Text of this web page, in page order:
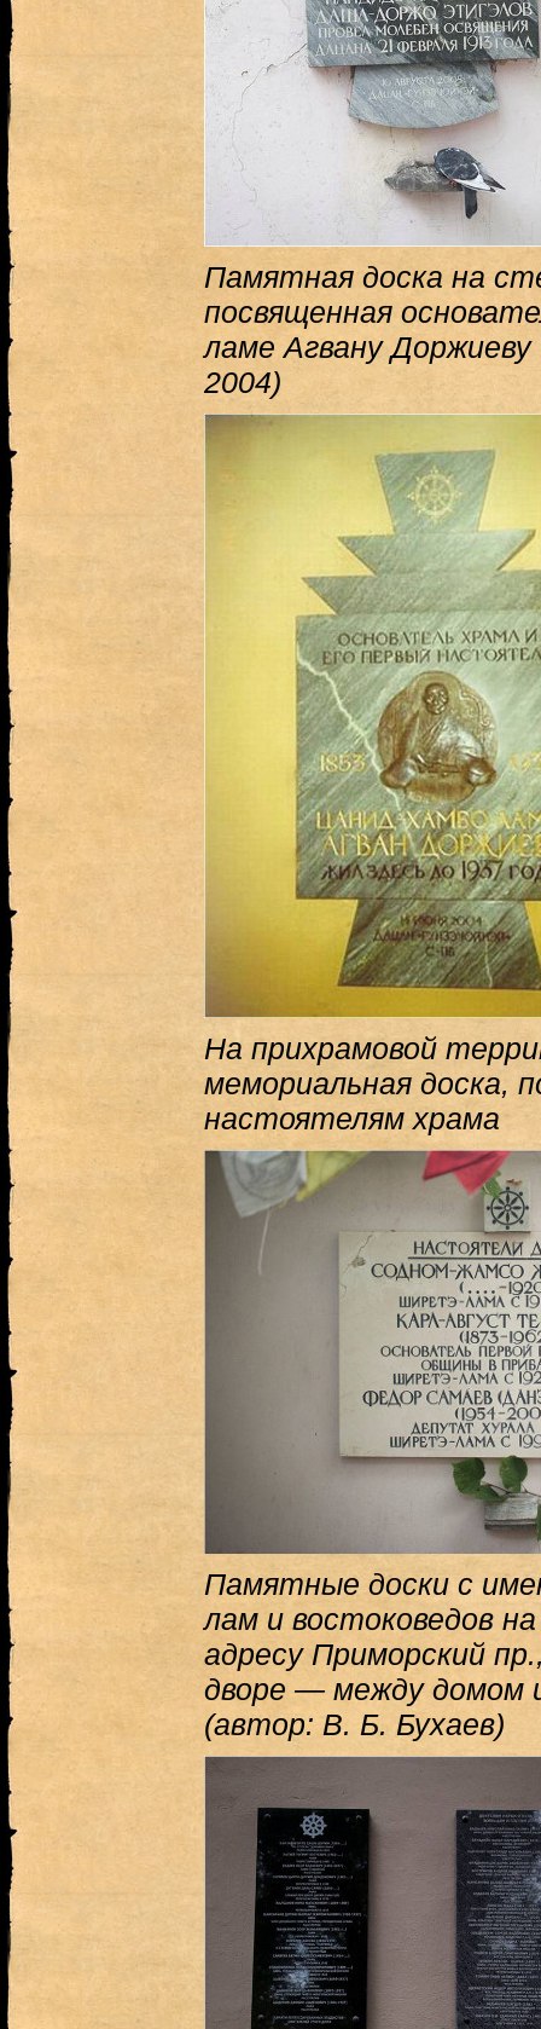
Памятная доска на
посвященная
ламе Агвану
2004)
На прихрамовой
мемориальная доска,
настоятелям храма
Памятные доски с
лам и востоковедов
адресу Приморский
дворе — между домом
(автор: В. Б. Бухаев)